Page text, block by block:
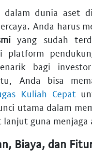
dalam dunia aset
Anda harus
yang sudah
platform
bagi
Anda bisa
Kuliah Cepat
utama dalam
guna menjaga
Biaya, dan